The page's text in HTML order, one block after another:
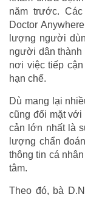
năm trước.
Doctor
lượng người
người dân thành
nơi việc tiếp
hạn chế.
Dù mang lại
cũng đối mặt với
cản lớn nhất là
lượng chẩn
thông tin cá
tâm.
Theo đó, bà